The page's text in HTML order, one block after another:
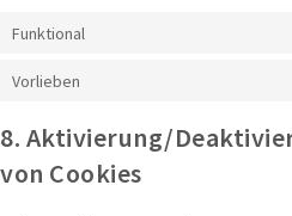
Funktional
Vorlieben
8. Aktivierung/
von Cookies